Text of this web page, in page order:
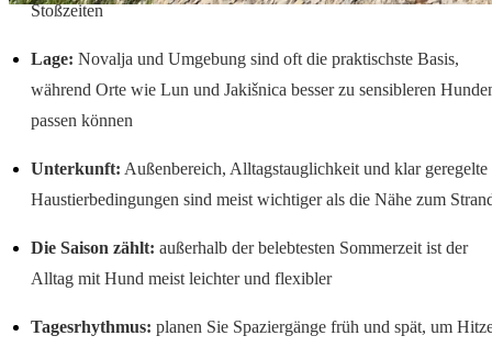
Stoßzeiten
Lage: Novalja und Umgebung sind oft die praktischste Basis,
während Orte wie Lun und Jakišnica besser zu sensibleren
passen können
Unterkunft: Außenbereich, Alltagstauglichkeit und klar geregelte
Haustierbedingungen sind meist wichtiger als die Nähe zum
Die Saison zählt: außerhalb der belebtesten Sommerzeit ist der
Alltag mit Hund meist leichter und flexibler
Tagesrhythmus: planen Sie Spaziergänge früh und spät, um